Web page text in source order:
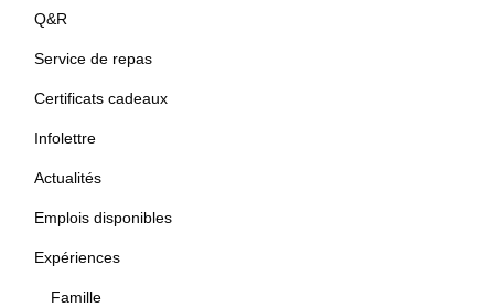
Q&R
Service de repas
Certificats cadeaux
Infolettre
Actualités
Emplois disponibles
Expériences
Famille